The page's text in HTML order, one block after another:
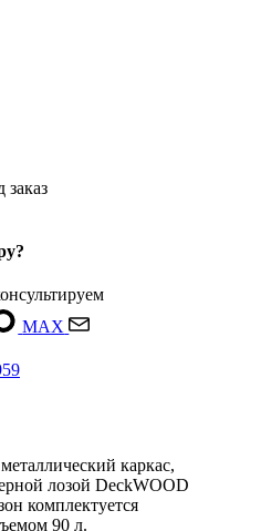
MAX
каркас,
лозой DeckWOOD
комплектуется
90 л.